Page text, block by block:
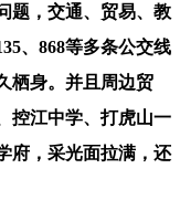
题，交通、贸易、教
、868等多条公交线
栖身。并且周边贸
控江中学、打虎山一
府，采光面拉满，还